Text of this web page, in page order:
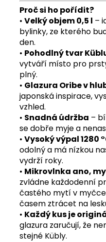
Proč si ho pořídit?
• Velký objem 0,5 l –
bylinky, ze kterého
den.
• Pohodlný tvar
vytváří místo pro
plný.
• Glazura Oribe v
japonská inspirace,
vzhled.
• Snadná údržba –
se dobře myje a
• Vysoký výpal 1280
odolný a má nízkou
vydrží roky.
• Mikrovlnka ano,
zvládne každodenní
častého mytí v
časem ztrácet na
• Každý kus je
glazura zaručují, že
stejné Kübly.